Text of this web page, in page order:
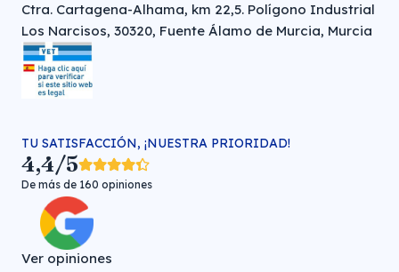
Ctra. Cartagena-Alhama, km 22,5. Polígono Industrial
Los Narcisos, 30320, Fuente Álamo de Murcia, Murcia
TU SATISFACCIÓN, ¡NUESTRA PRIORIDAD!
4,4/5
De más de 160 opiniones
Ver opiniones